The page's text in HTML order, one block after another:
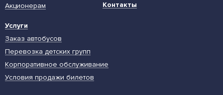
Акционерам
Услуги
Заказ автобусов
Перевозка детских групп
Корпоративное обслуживание
Условия продажи билетов
Контакты